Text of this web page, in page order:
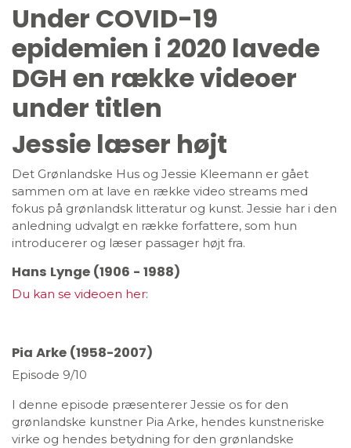
Under COVID-19
epidemien i 2020 lavede
DGH en række videoer
under titlen
Jessie læser højt
Det Grønlandske Hus og Jessie Kleemann er gået
sammen om at lave en række video streams med
fokus på grønlandsk litteratur og kunst. Jessie har i den
anledning udvalgt en række forfattere, som hun
introducerer og læser passager højt fra.
Hans Lynge (1906 - 1988)
Du kan se videoen her:
Pia Arke (1958-2007)
Episode 9/10
I denne episode præsenterer Jessie os for den
grønlandske kunstner Pia Arke, hendes kunstneriske
virke og hendes betydning for den grønlandske